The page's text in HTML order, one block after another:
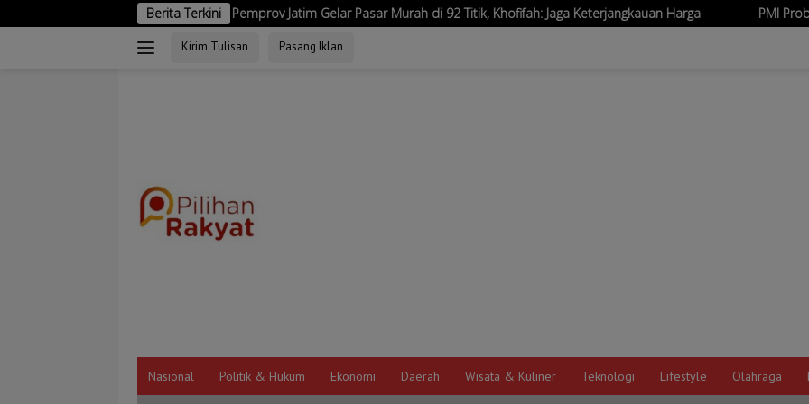
ke
Berita Terkini
Pemprov Jatim Gelar Pasar Murah di 92 Titik, Khofifah: Jaga Keterjangkauan Harga PMI Probolinggo Bantu
Kirim Tulisan Pasang Iklan
Nasional Politik & Hukum Ekonomi Daerah Wisata & Kuliner Teknologi Lifestyle Olahraga